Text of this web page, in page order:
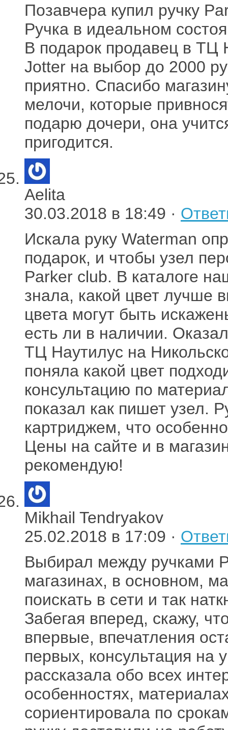
Позавчера купил ручку
Ручка в идеальном
В подарок продавец в ТЦ
Jotter на выбор до 2000
приятно. Спасибо
мелочи, которые
подарю дочери, она
пригодится.
Aelita
30.03.2018 в 18:49 ·
Искала руку Waterman
подарок, и чтобы узел
Parker club. В каталоге
знала, какой цвет лучше
цвета могут быть
есть ли в наличии.
ТЦ Наутилус на
поняла какой цвет
консультацию по
показал как пишет узел.
картриджем, что
Цены на сайте и в
рекомендую!
Mikhail Tendryakov
25.02.2018 в 17:09 ·
Выбирал между ручками
магазинах, в основном,
поискать в сети и так
Забегая вперед, скажу,
впервые, впечатления
первых, консультация на
рассказала обо всех
особенностях,
сориентировала по